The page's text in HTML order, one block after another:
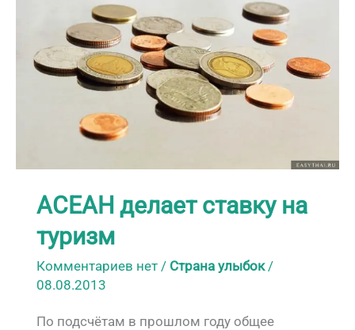
АСЕАН делает ставку на
туризм
Комментариев нет / Страна улыбок/
08.08.2013
По подсчётам в прошлом году общее